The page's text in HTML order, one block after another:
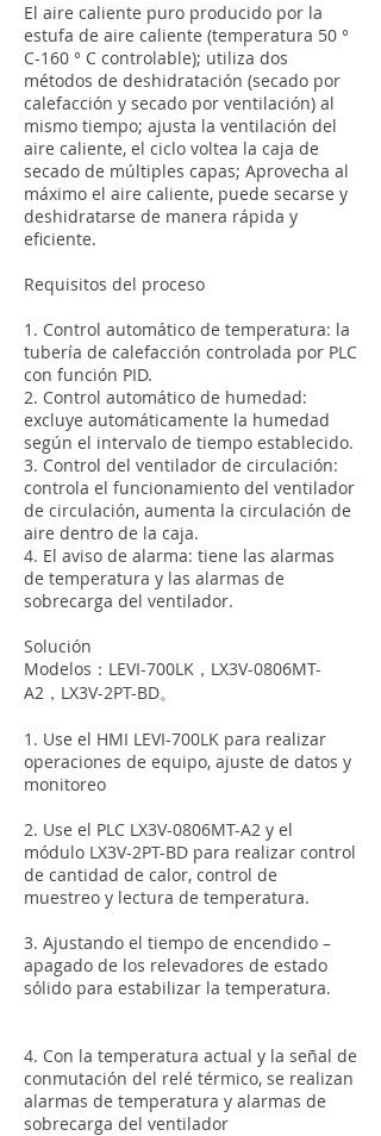
El aire caliente puro producido por la
estufa de aire caliente (temperatura 50 °
C-160 ° C controlable); utiliza dos
métodos de deshidratación (secado por
calefacción y secado por ventilación) al
mismo tiempo; ajusta la ventilación del
aire caliente, el ciclo voltea la caja de
secado de múltiples capas; Aprovecha al
máximo el aire caliente, puede secarse y
deshidratarse de manera rápida y
eficiente.
Requisitos del proceso
1. Control automático de temperatura: la
tubería de calefacción controlada por PLC
con función PID.
2. Control automático de humedad:
excluye automáticamente la humedad
según el intervalo de tiempo establecido.
3. Control del ventilador de circulación:
controla el funcionamiento del ventilador
de circulación, aumenta la circulación de
aire dentro de la caja.
4. El aviso de alarma: tiene las alarmas
de temperatura y las alarmas de
sobrecarga del ventilador.
Solución
Modelos：LEVI-700LK，LX3V-0806MT-
A2，LX3V-2PT-BD。
1. Use el HMI LEVI-700LK para realizar
operaciones de equipo, ajuste de datos y
monitoreo
2. Use el PLC LX3V-0806MT-A2 y el
módulo LX3V-2PT-BD para realizar control
de cantidad de calor, control de
muestreo y lectura de temperatura.
3. Ajustando el tiempo de encendido –
apagado de los relevadores de estado
sólido para estabilizar la temperatura.
4. Con la temperatura actual y la señal de
conmutación del relé térmico, se realizan
alarmas de temperatura y alarmas de
sobrecarga del ventilador